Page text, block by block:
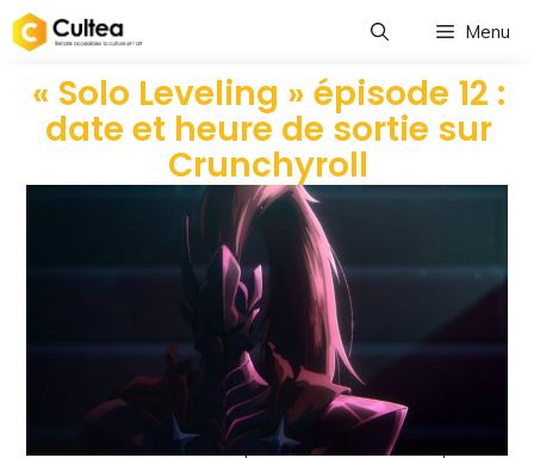
Menu
« Solo Leveling » épisode 12 :
date et heure de sortie sur
Crunchyroll